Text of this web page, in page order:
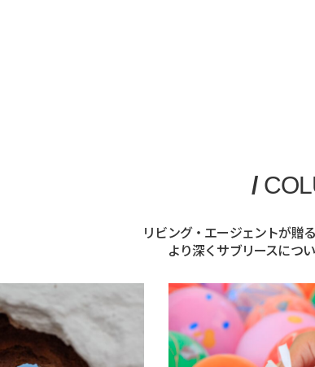
/
リビング・エージェントが贈
より深くサブリースにつ